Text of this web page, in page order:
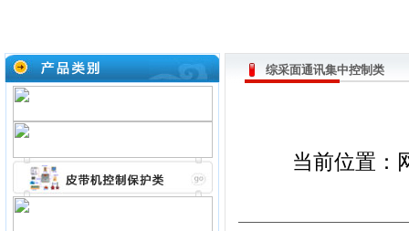
综采面通讯集中控制类
当前位置：